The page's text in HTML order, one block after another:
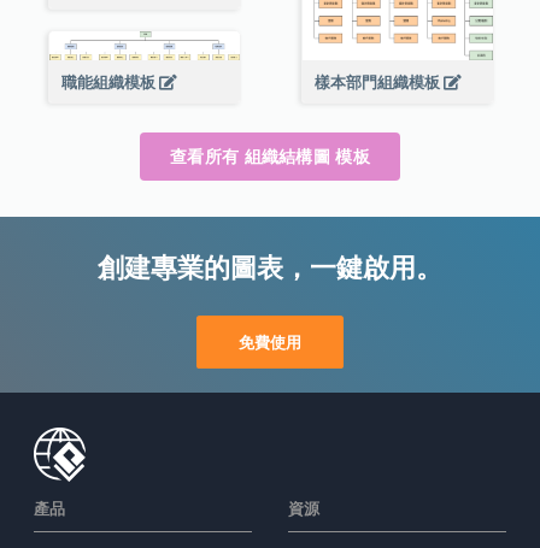
樣本部門組織模板
職能組織模板
查看所有 組織結構圖 模板
創建專業的圖表，一鍵啟用。
免費使用
產品 資源